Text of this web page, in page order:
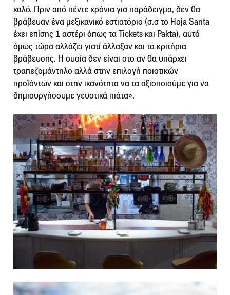
καλό. Πριν από πέντε χρόνια για παράδειγμα, δεν θα
βράβευαν ένα μεξικανικό εστιατόριο (σ.σ το Hoja Santa
έχει επίσης 1 αστέρι όπως τα Tickets και Pakta), αυτό
όμως τώρα αλλάζει γιατί άλλαξαν και τα κριτήρια
βράβευσης. Η ουσία δεν είναι στο αν θα υπάρχει
τραπεζομάντηλο αλλά στην επιλογή ποιοτικών
προϊόντων και στην ικανότητα να τα αξιοποιούμε για να
δημιουργήσουμε γευστικά πιάτα».